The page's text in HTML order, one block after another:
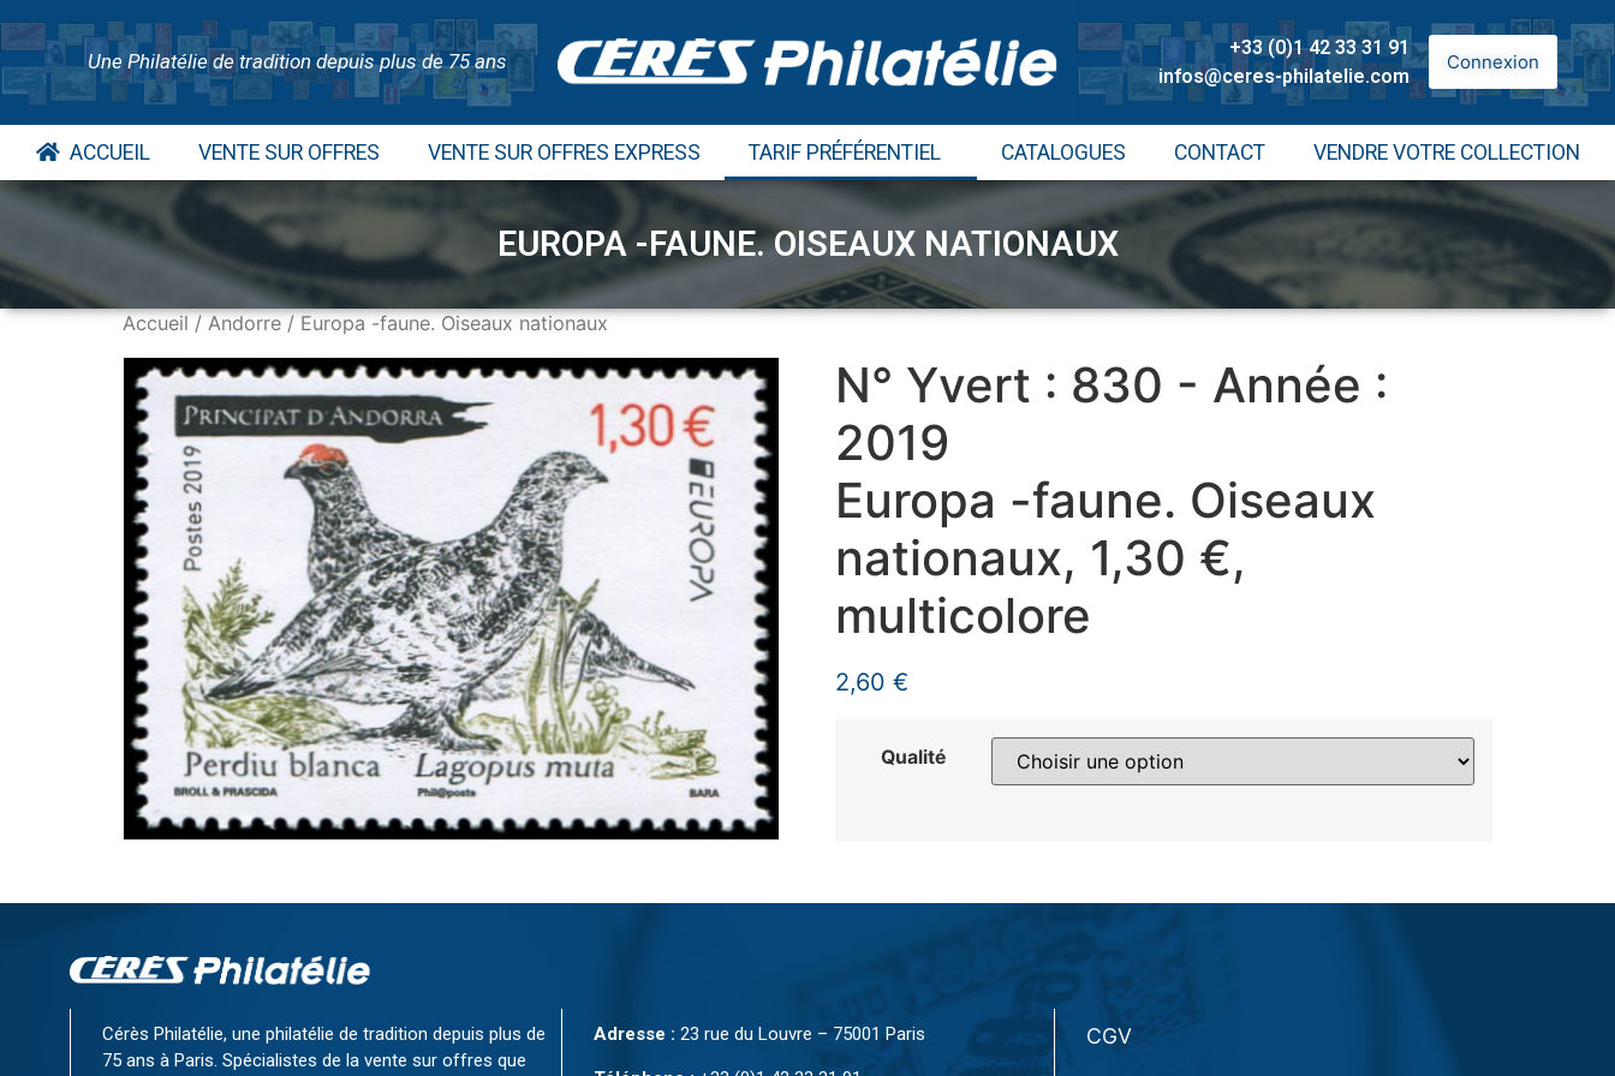
Une Philatélie de tradition depuis plus de 75 ans
+33 (0)1 42 33 31 91
infos@ceres-philatelie.com
Connexion
ACCUEIL VENTE SUR OFFRES VENTE SUR OFFRES EXPRESS TARIF PRÉFÉRENTIEL CATALOGUES CONTACT VENDRE VOTRE COLLECTION
EUROPA -FAUNE. OISEAUX NATIONAUX
Accueil/Andorre/ Europa -faune. Oiseaux nationaux
N° Yvert : 830 - Année :
2019
Europa -faune. Oiseaux
nationaux, 1,30 €,
multicolore
2,60 €
Qualité
Cérès Philatélie, une philatélie de tradition depuis plus de
75 ans à Paris. Spécialistes de la vente sur offres que
Adresse : 23 rue du Louvre – 75001 Paris
CGV